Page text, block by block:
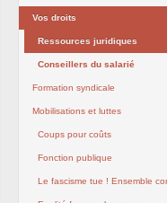
Vos droits
Ressources juridiques
Conseillers du salarié
Formation syndicale
Mobilisations et luttes
Coups pour coûts
Fonction publique
Le fascisme tue ! Ensemble